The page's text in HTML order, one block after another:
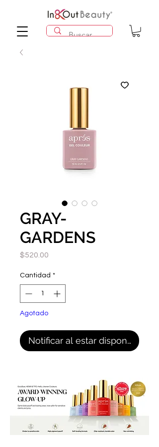
GRAY-
GARDENS
$520.00
Cantidad *
Agotado
Notificar al estar disponible